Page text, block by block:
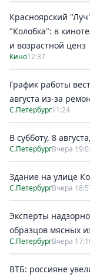
Красноярский
"Колобка": в
и возрастной ценз
Кино12:37
График работы
августа из-за
С.Петербург11:24
В субботу, 8
С.ПетербургВчера
Здание на улице
С.ПетербургВчера
Эксперты
образцов мясных
С.ПетербургВчера
ВТБ: россияне